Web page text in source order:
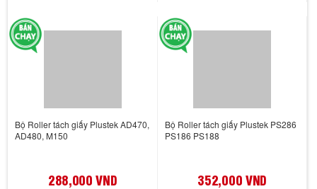
Bộ Roller tách giấy Plustek AD470,
AD480, M150
288,000 VND
Bộ Roller tách giấy Plustek PS286
PS186 PS188
352,000 VND